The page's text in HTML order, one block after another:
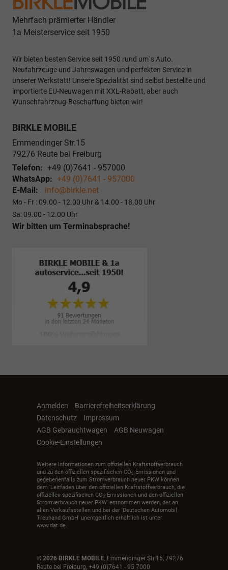
Mehrfach prämierter Händler
1a Meisterservice seit 1950
Wir bieten besten Service seit 1950 rund um`s Auto.
Neufahrzeuge und Jahreswagen und perfekten Service in
unserer Werkstatt! Unsere Spezialität sind selbst bestellte und
importierte EU-Neuwagen mit XXL-Rabatt, aber auch
Wunschfahrzeug-Beschaffung bieten wir!
BIRKLE MOBILE
Emmendinger Str.15
79276 Reute bei Freiburg
Telefon: +49 (0)7641 - 957000
WhatsApp: +49 (0)7641 - 957000
E-Mail:
info@birkle.net
Mo - Fr : 09.00 - 12.00 Uhr & 14.00 - 18.00 Uhr
Sa: 09.00 - 12.00 Uhr
Wir bitten um Terminabsprache!
Anmelden
Barrierefreiheitserklärung
Datenschutz
Impressum
AGB Gebrauchtwagen
AGB Neuwagen
Cookie-Einstellungen
Weitere Informationen zum offiziellen Kraftstoffverbrauch
und zu den offiziellen spezifischen CO2-Emissionen und
gegebenenfalls zum Stromverbrauch neuer PKW können
dem 'Leitfaden über den offiziellen Kraftstoffverbrauch, die
offiziellen spezifischen CO2-Emissionen und den offiziellen
Stromverbrauch neuer PKW' entnommen werden, der an
allen Verkaufsstellen und bei der 'Deutschen Automobil
Treuhand GmbH' unentgeltlich erhältlich ist unter
www.dat.de.
© 2026 BIRKLE MOBILE, Emmendinger Str.15, 79276
Reute bei Freiburg, +49 (0)7641 - 95 7000